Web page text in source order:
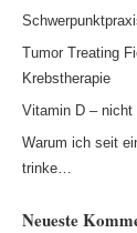
Tumor Treating
Krebstherapie
Vitamin D – nicht
Warum ich seit
trinke…
Neueste